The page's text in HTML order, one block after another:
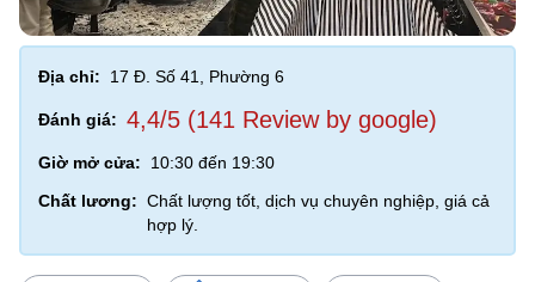
Địa chỉ: 17 Đ. Số 41, Phường 6
Đánh giá: 4,4/5 (141 Review by google)
Giờ mở cửa:
10:30 đến 19:30
Chất lương: Chất lượng tốt, dịch vụ chuyên nghiệp, giá cả
hợp lý.